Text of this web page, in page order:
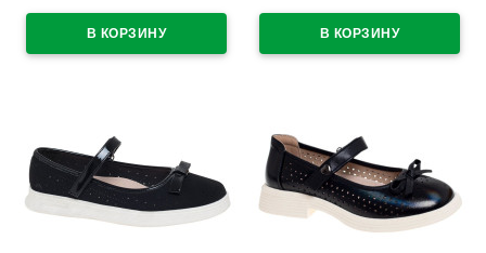
арт.R818294765NBK
размерный ряд 32-37
арт.R590194561BK